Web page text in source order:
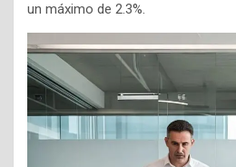
un máximo de 2.3%.